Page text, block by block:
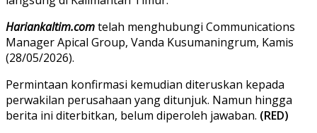
Hariankaltim.comtelah menghubungi Communications
Manager Apical Group, Vanda Kusumaningrum, Kamis
(28/05/2026).
Permintaan konfirmasi kemudian diteruskan kepada
perwakilan perusahaan yang ditunjuk. Namun hingga
berita ini diterbitkan, belum diperoleh jawaban. (RED)